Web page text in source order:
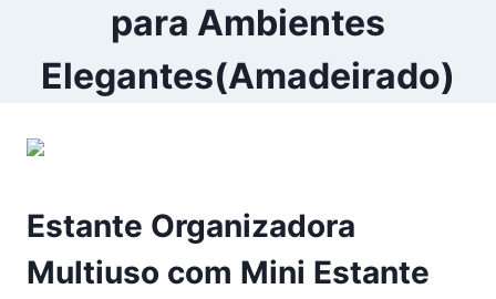
para Ambientes
Elegantes(Amadeirado)
Estante Organizadora
Multiuso com Mini Estante